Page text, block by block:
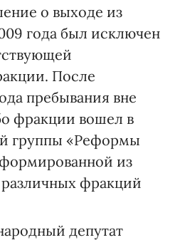
о выходе из
года был исключен
После
пребывания вне
фракции вошел в
группы «Реформы
из
фракций
депутат